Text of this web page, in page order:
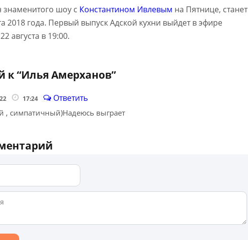
знаменитого шоу с Константином Ивлевым на Пятнице, станет
2018 года. Первый выпуск Адской кухни выйдет в эфире
августа в 19:00.
к “Илья Амерханов”
17:24 Ответить
, симпатичный)Надеюсь выграет